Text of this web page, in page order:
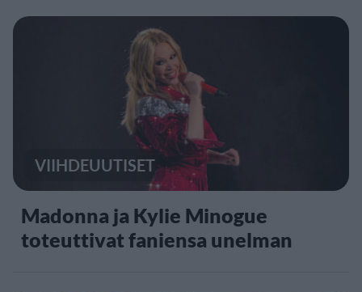
VIIHDEUUTISET
Madonna ja Kylie Minogue
toteuttivat faniensa unelman